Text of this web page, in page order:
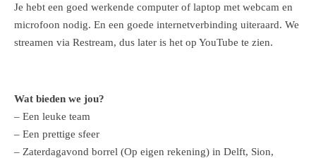
Je hebt een goed werkende computer of laptop met webcam en
microfoon nodig. En een goede internetverbinding uiteraard. We
streamen via Restream, dus later is het op YouTube te zien.
Wat bieden we jou?
– Een leuke team
– Een prettige sfeer
– Zaterdagavond borrel (Op eigen rekening) in Delft, Sion,